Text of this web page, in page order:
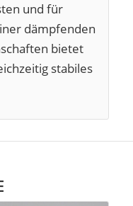
und für
dämpfenden
bietet
stabiles